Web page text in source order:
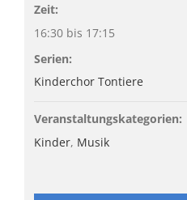
Zeit:
16:30 bis 17:15
Serien:
Kinderchor Tontiere
Veranstaltungskategorien:
Kinder, Musik